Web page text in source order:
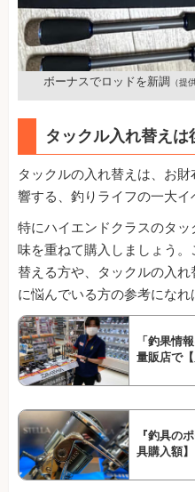
ボーナスでロッドを新調 （提
タックル入れ替え
タックルの入れ替えは、お
響する、釣りライフの一大イ
特にハイエンドクラスのタ
味を重ねて購入しましょう
替える方や、タックルの入
に悩んでいる方の参考になれ
「釣果情
量販店で
『釣具の
具購入額